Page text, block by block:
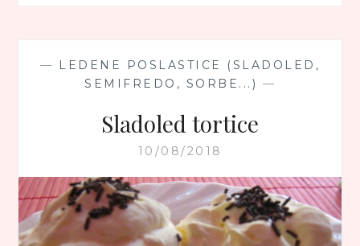
TORTA
—
LEDENE POSLASTICE (SLADOLED,
SEMIFREDO, SORBE...) —
Sladoled tortice
10/08/2018